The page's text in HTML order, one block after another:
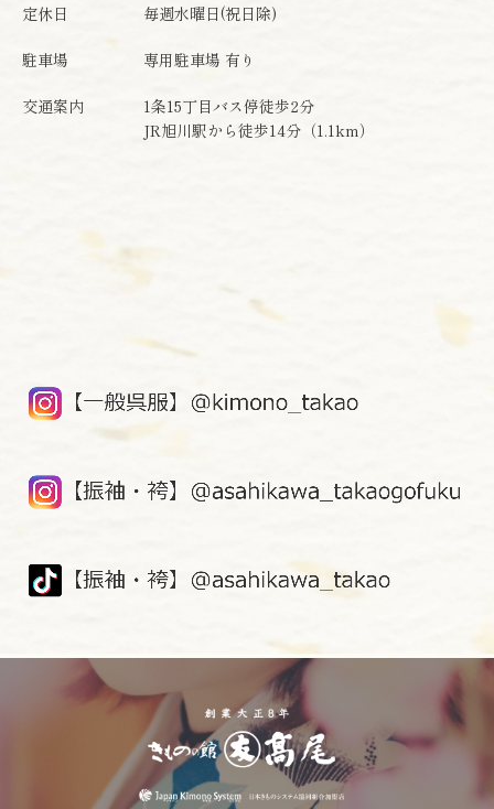
定休日 毎週水曜日(祝日除)
駐車場 専用駐車場 有り
交通案内
1条15丁目バス停徒歩2分
JR旭川駅から徒歩14分（1.1km）